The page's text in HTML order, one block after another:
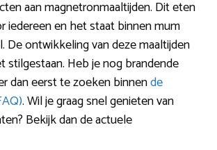
aan magnetronmaaltijden. Dit eten
iedereen en het staat binnen mum
De ontwikkeling van deze maaltijden
stilgestaan. Heb je nog brandende
dan eerst te zoeken binnende
. Wil je graag snel genieten van
Bekijk dan de actuele